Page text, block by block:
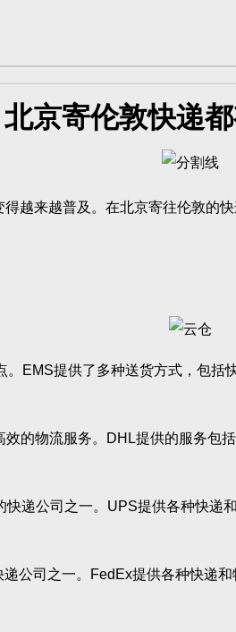
北京寄伦敦快递
来越普及。在北京寄往伦敦的
提供了多种送货方式，包括
物流服务。DHL提供的服务包
公司之一。UPS提供各种快递
司之一。FedEx提供各种快递和